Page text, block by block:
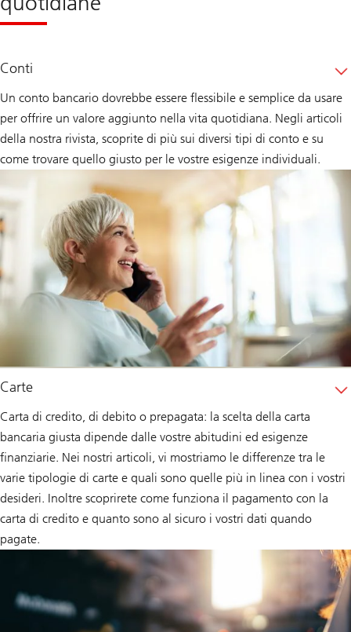
Conti
Un conto bancario dovrebbe essere flessibile e semplice da usare
per offrire un valore aggiunto nella vita quotidiana. Negli articoli
della nostra rivista, scoprite di più sui diversi tipi di conto e su
come trovare quello giusto per le vostre esigenze individuali.
Carte
Carta di credito, di debito o prepagata: la scelta della carta
bancaria giusta dipende dalle vostre abitudini ed esigenze
finanziarie. Nei nostri articoli, vi mostriamo le differenze tra le
varie tipologie di carte e quali sono quelle più in linea con i vostri
desideri. Inoltre scoprirete come funziona il pagamento con la
carta di credito e quanto sono al sicuro i vostri dati quando
pagate.